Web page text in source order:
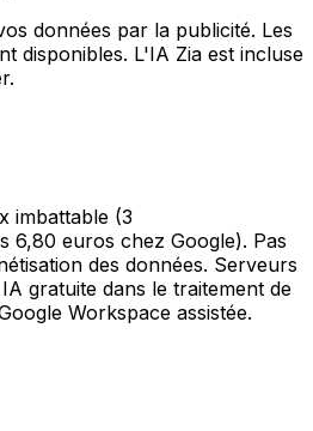
données par la publicité. Les
disponibles. L'IA Zia est incluse
imbattable (3
6,80 euros chez Google). Pas
des données. Serveurs
gratuite dans le traitement de
Workspace assistée.